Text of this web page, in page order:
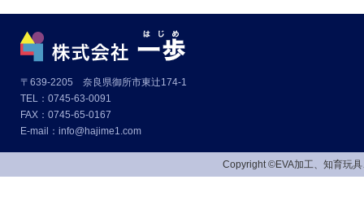
〒639-2205 奈良県御所市東辻174-1
TEL：0745-63-0091
FAX：0745-65-0167
E-mail：info@hajime1.com
Copyright ©EVA加工、知育玩